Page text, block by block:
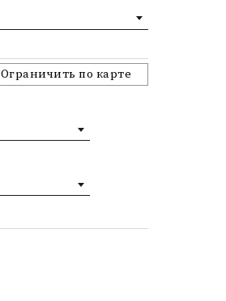
Ограничить по карте